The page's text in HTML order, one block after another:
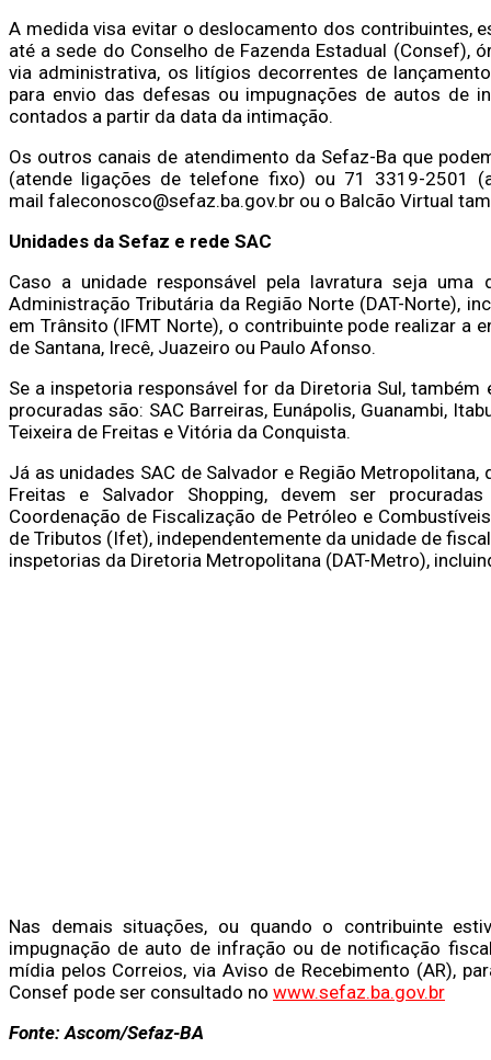
A medida visa evitar o deslocamento dos contribuintes,
até a sede do Conselho de Fazenda Estadual (Consef),
via administrativa, os litígios decorrentes de
para envio das defesas ou impugnações de autos
contados a partir da data da intimação.
Os outros canais de atendimento da Sefaz-Ba que
(atende ligações de telefone fixo) ou 71 3319-2501
mail faleconosco@sefaz.ba.gov.br ou o Balcão Virtual
Unidades da Sefaz e rede SAC
Caso a unidade responsável pela lavratura seja
Administração Tributária da Região Norte (DAT-Norte),
em Trânsito (IFMT Norte), o contribuinte pode realizar a
de Santana, Irecê, Juazeiro ou Paulo Afonso.
Se a inspetoria responsável for da Diretoria Sul,
procuradas são: SAC Barreiras, Eunápolis, Guanambi,
Teixeira de Freitas e Vitória da Conquista.
Já as unidades SAC de Salvador e Região Metropolitana,
Freitas e Salvador Shopping, devem ser
Coordenação de Fiscalização de Petróleo e
de Tributos (Ifet), independentemente da unidade de
inspetorias da Diretoria Metropolitana (DAT-Metro),
Nas demais situações, ou quando o contribuinte
impugnação de auto de infração ou de notificação
mídia pelos Correios, via Aviso de Recebimento (AR),
Consef pode ser consultado no www.sefaz.ba.gov.br
Fonte: Ascom/Sefaz-BA